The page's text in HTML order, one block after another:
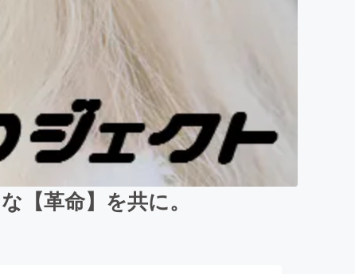
【革命】を共に。